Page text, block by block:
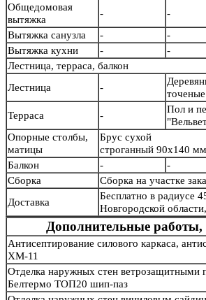
Общедомовая
вытяжка
- -
Вытяжка санузла
- -
Вытяжка кухни
- -
Лестница, терраса, балкон
Лестница
-
Терраса
-
Пол и
Опорные столбы,
матицы
Брус сухой
строганный 90х140
Балкон
-
-
Сборка
Сборка на участке
Доставка
Бесплатно в радиусе
Новгородской
Дополнительные
Антисептирование силового каркаса,
ХМ-11
Отделка наружных стен ветрозащитными
Белтермо ТОП20 шип-паз